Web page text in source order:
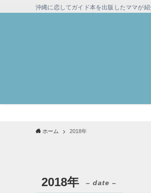
沖縄に恋してガイド本を出版したママが
ホーム 2018年
2018年 – date –